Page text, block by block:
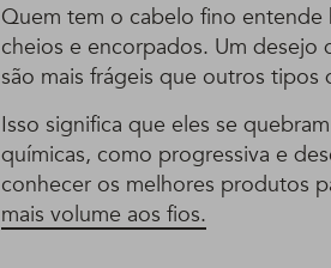
Quem tem o cabelo fino
cheios e encorpados. Um desejo
são mais frágeis que outros tipos
Isso significa que eles se
químicas, como progressiva e
conhecer os melhores produtos
mais volume aos fios.